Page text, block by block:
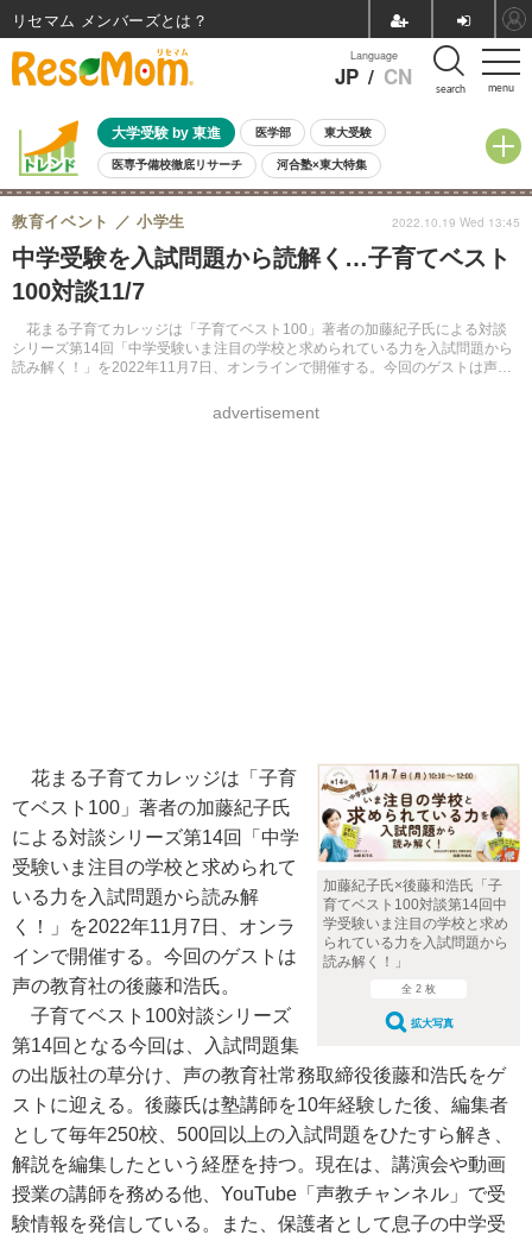
menu
Language
JP / CN search
大学受験 by 東進 医学部 東大受験
医専予備校徹底リサーチ 河合塾×東大特集
親子で考える大学選び 高校受験 中学受験 小学校受験
共通テスト 夏休み
8月開催イベント・WS 全国公立高校 過去問 人気記事
自由研究教材（小学生向け）
中学受験を入試問題から読解く…子育てベスト
100対談11/7
花まる子育てカレッジは「子育てベスト100」著者の加藤紀子氏による対談
シリーズ第14回「中学受験いま注目の学校と求められている力を入試問題から
読み解く！」を2022年11月7日、オンラインで開催する。今回のゲストは声の
教育イベント 小学生
advertisement
2022.10.19 Wed 13:45
加藤紀子氏×後藤和浩氏「子
育てベスト100対談第14回中
学受験いま注目の学校と求め
られている力を入試問題から
読み解く！」
全 2 枚
拡大写真
花まる子育てカレッジは「子育
てベスト100」著者の加藤紀子氏
による対談シリーズ第14回「中学
受験いま注目の学校と求められて
いる力を入試問題から読み解
く！」を2022年11月7日、オンラ
インで開催する。今回のゲストは
声の教育社の後藤和浩氏。
子育てベスト100対談シリーズ
第14回となる今回は、入試問題集
の出版社の草分け、声の教育社常務取締役後藤和浩氏をゲ
ストに迎える。後藤氏は塾講師を10年経験した後、編集者
として毎年250校、500回以上の入試問題をひたすら解き、
解説を編集したという経歴を持つ。現在は、講演会や動画
授業の講師を務める他、YouTube「声教チャンネル」で受
験情報を発信している。また、保護者として息子の中学受
リセマム メンバーズ